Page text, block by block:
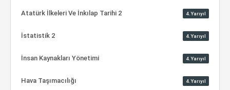
Atatürk İlkeleri Ve İnkılap Tarihi 2 4.Yarıyıl
İstatistik 2 4.Yarıyıl
İnsan Kaynakları Yönetimi 4.Yarıyıl
Hava Taşımacılığı 4.Yarıyıl